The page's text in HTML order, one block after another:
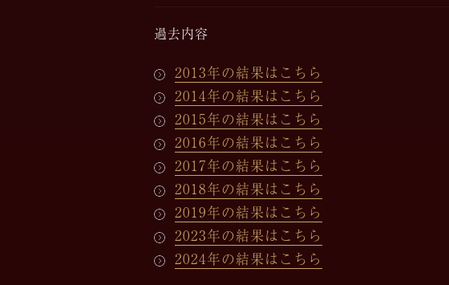
過去内容
2013年の結果はこちら
2014年の結果はこちら
2015年の結果はこちら
2016年の結果はこちら
2017年の結果はこちら
2018年の結果はこちら
2019年の結果はこちら
2023年の結果はこちら
2024年の結果はこちら